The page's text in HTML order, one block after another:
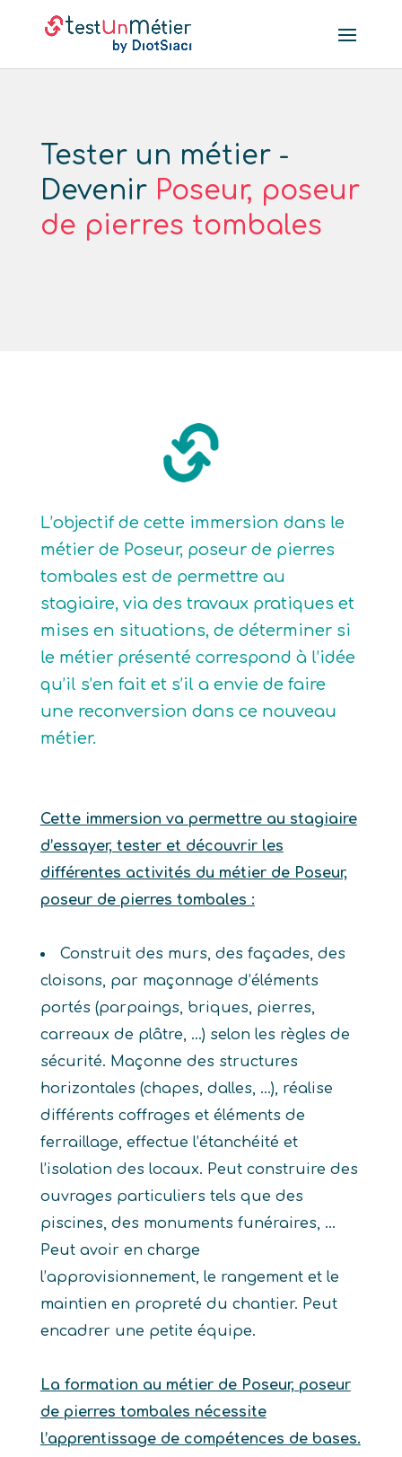
Tester un métier -
Devenir Poseur, poseur
de pierres tombales
L’objectif de cette immersion dans le
métier de Poseur, poseur de pierres
tombales est de permettre au
stagiaire, via des travaux pratiques et
mises en situations, de déterminer si
le métier présenté correspond à l’idée
qu’il s’en fait et s’il a envie de faire
une reconversion dans ce nouveau
métier.
Cette immersion va permettre au stagiaire
d’essayer, tester et découvrir les
différentes activités du métier de Poseur,
poseur de pierres tombales :
Construit des murs, des façades, des
cloisons, par maçonnage d’éléments
portés (parpaings, briques, pierres,
carreaux de plâtre, …) selon les règles de
sécurité. Maçonne des structures
horizontales (chapes, dalles, …), réalise
différents coffrages et éléments de
ferraillage, effectue l’étanchéité et
l’isolation des locaux. Peut construire des
ouvrages particuliers tels que des
piscines, des monuments funéraires, …
Peut avoir en charge
l’approvisionnement, le rangement et le
maintien en propreté du chantier. Peut
encadrer une petite équipe.
La formation au métier de Poseur, poseur
de pierres tombales nécessite
l’apprentissage de compétences de bases.